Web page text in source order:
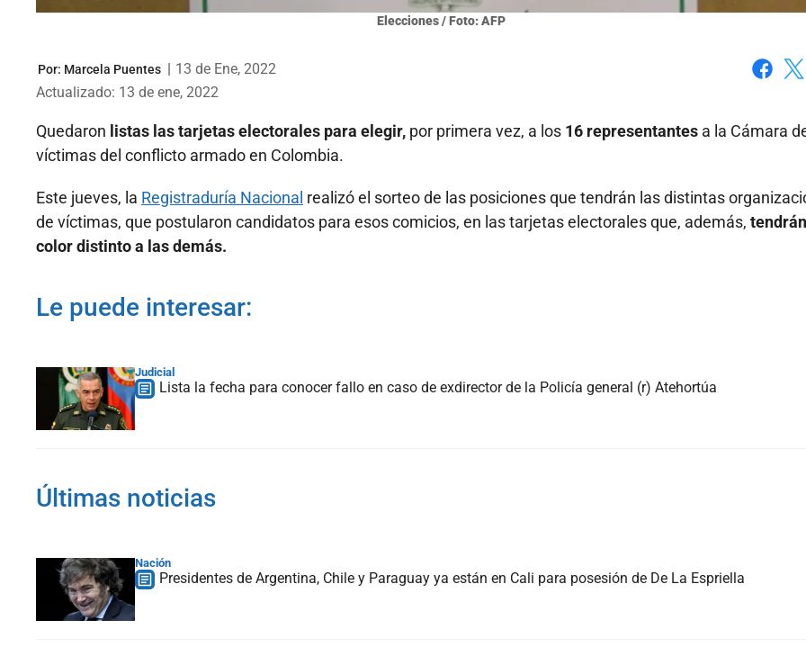
Elecciones / Foto: AFP
Por: Marcela Puentes | 13 de Ene, 2022
Actualizado: 13 de ene, 2022
Quedaron listas las tarjetas electorales para elegir, por primera vez, a los 16 representantes a la Cámara
víctimas del conflicto armado en Colombia.
Este jueves, la Registraduría Nacional realizó el sorteo de las posiciones que tendrán las distintas
de víctimas, que postularon candidatos para esos comicios, en las tarjetas electorales que, además,
color distinto a las demás.
Le puede interesar:
Judicial
Lista la fecha para conocer fallo en caso de exdirector de la Policía general (r) Atehortúa
Últimas noticias
Nación
Presidentes de Argentina, Chile y Paraguay ya están en Cali para posesión de De La Espriella